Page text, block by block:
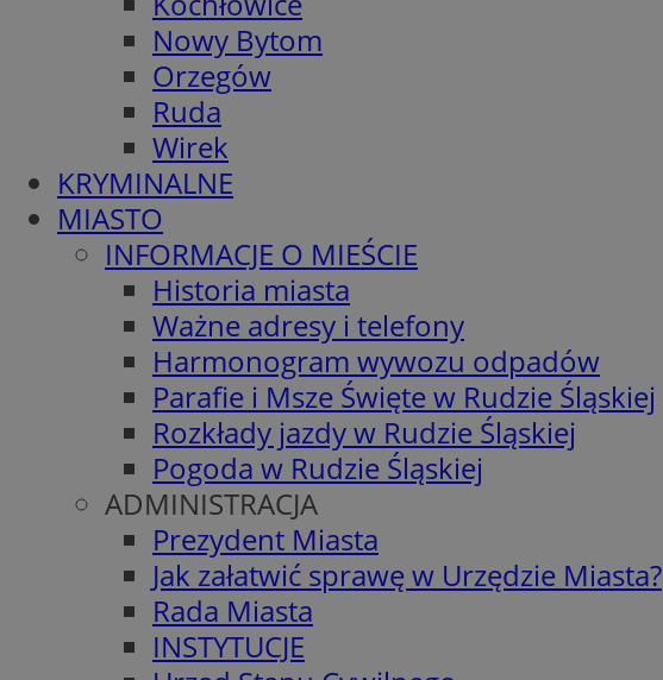
Nowy Bytom
Orzegów
Ruda
Wirek
KRYMINALNE
MIASTO
INFORMACJE O MIEŚCIE
Historia miasta
Ważne adresy i telefony
Harmonogram wywozu odpadów
Parafie i Msze Święte w Rudzie Śląskiej
Rozkłady jazdy w Rudzie Śląskiej
Pogoda w Rudzie Śląskiej
ADMINISTRACJA
Prezydent Miasta
Jak załatwić sprawę w Urzędzie Miasta?
Rada Miasta
INSTYTUCJE